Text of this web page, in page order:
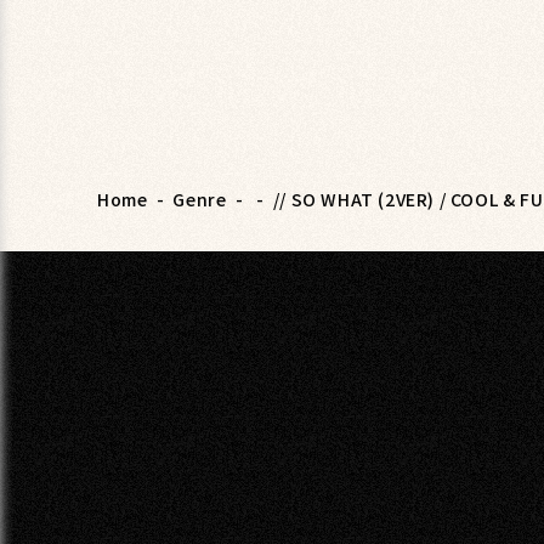
Home - Genre - - // SO WHAT (2VER) / COOL &